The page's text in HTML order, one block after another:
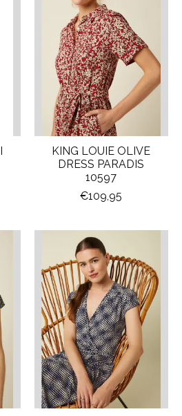
KING LOUIE OLIVE
DRESS PARADIS
10597
€109,95